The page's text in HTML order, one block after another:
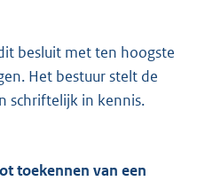
besluit met ten hoogste
Het bestuur stelt de
schriftelijk in kennis.
toekennen van een